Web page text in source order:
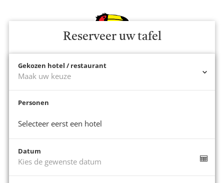
Reserveer uw tafel
Gekozen hotel / restaurant
Maak uw keuze
Personen
Selecteer eerst een hotel
Datum
Kies de gewenste datum